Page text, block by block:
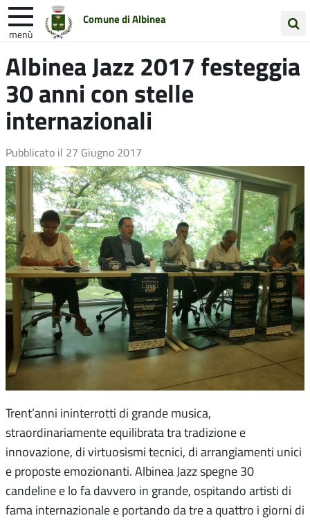
Comune di Albinea
menù
nel
sito
Entra in Comune Vivi Albinea
Unione Colline Matildiche
Albinea Jazz 2017 festeggia
30 anni con stelle
internazionali
Pubblicato il 27 Giugno 2017
Trent’anni ininterrotti di grande musica,
straordinariamente equilibrata tra tradizione e
innovazione, di virtuosismi tecnici, di arrangiamenti unici
e proposte emozionanti. Albinea Jazz spegne 30
candeline e lo fa davvero in grande, ospitando artisti di
fama internazionale e portando da tre a quattro i giorni di